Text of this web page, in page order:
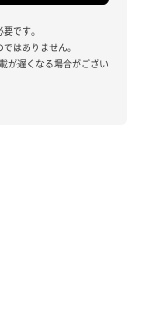
です。
はありません。
が遅くなる場合がござい